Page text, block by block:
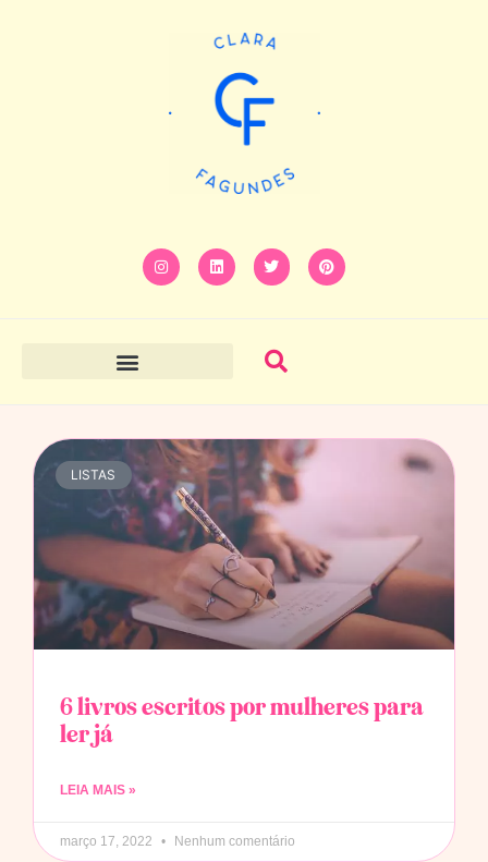
LISTAS
6 livros escritos por mulheres para
ler já
LEIA MAIS »
março 17, 2022 Nenhum comentário